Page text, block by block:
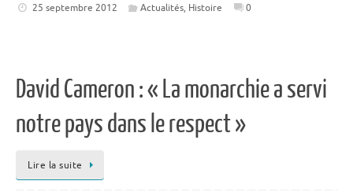
25 septembre 2012 Actualités, Histoire 0
David Cameron : « La monarchie a servi
notre pays dans le respect »
Lire la suite